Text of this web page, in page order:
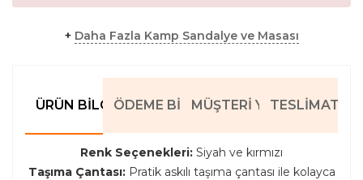
+ Daha Fazla Kamp Sandalye ve Masası
ÜRÜN BILGILERIÖDEME BILGILERIMÜŞTERI YORUMLARI
TESLIMAT
Renk Seçenekleri: Siyah ve kırmızı
Taşıma Çantası:Pratik askılı taşıma çantası ile kolayca